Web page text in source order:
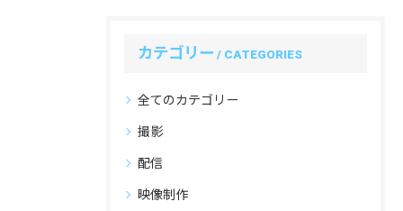
カテゴリー CATEGORIES
全てのカテゴリー
撮影
配信
映像制作